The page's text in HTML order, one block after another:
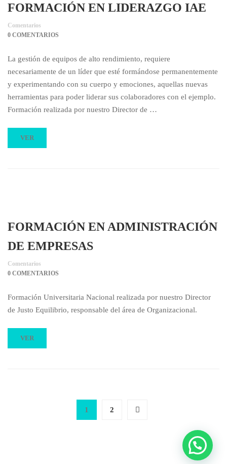
FORMACIÓN EN LIDERAZGO IAE
Comentarios
0 COMENTARIOS
La gestión de equipos de alto rendimiento, requiere
necesariamente de un líder que esté formándose permanentemente
y experimentando con su cuerpo y emociones, aquellas nuevas
herramientas para poder liderar sus colaboradores con el ejemplo.
Formación realizada por nuestro Director de …
VER
FORMACIÓN EN ADMINISTRACIÓN
DE EMPRESAS
Comentarios
0 COMENTARIOS
Formación Universitaria Nacional realizada por nuestro Director
de Justo Equilibrio, responsable del área de Organizacional.
VER
1 2